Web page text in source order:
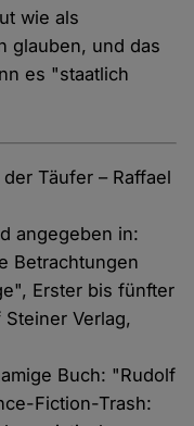
wie als
glauben, und das
es "staatlich
Täufer – Raffael
angegeben in:
Betrachtungen
Erster bis fünfter
Verlag,
Buch: "Rudolf
Fiction-Trash: